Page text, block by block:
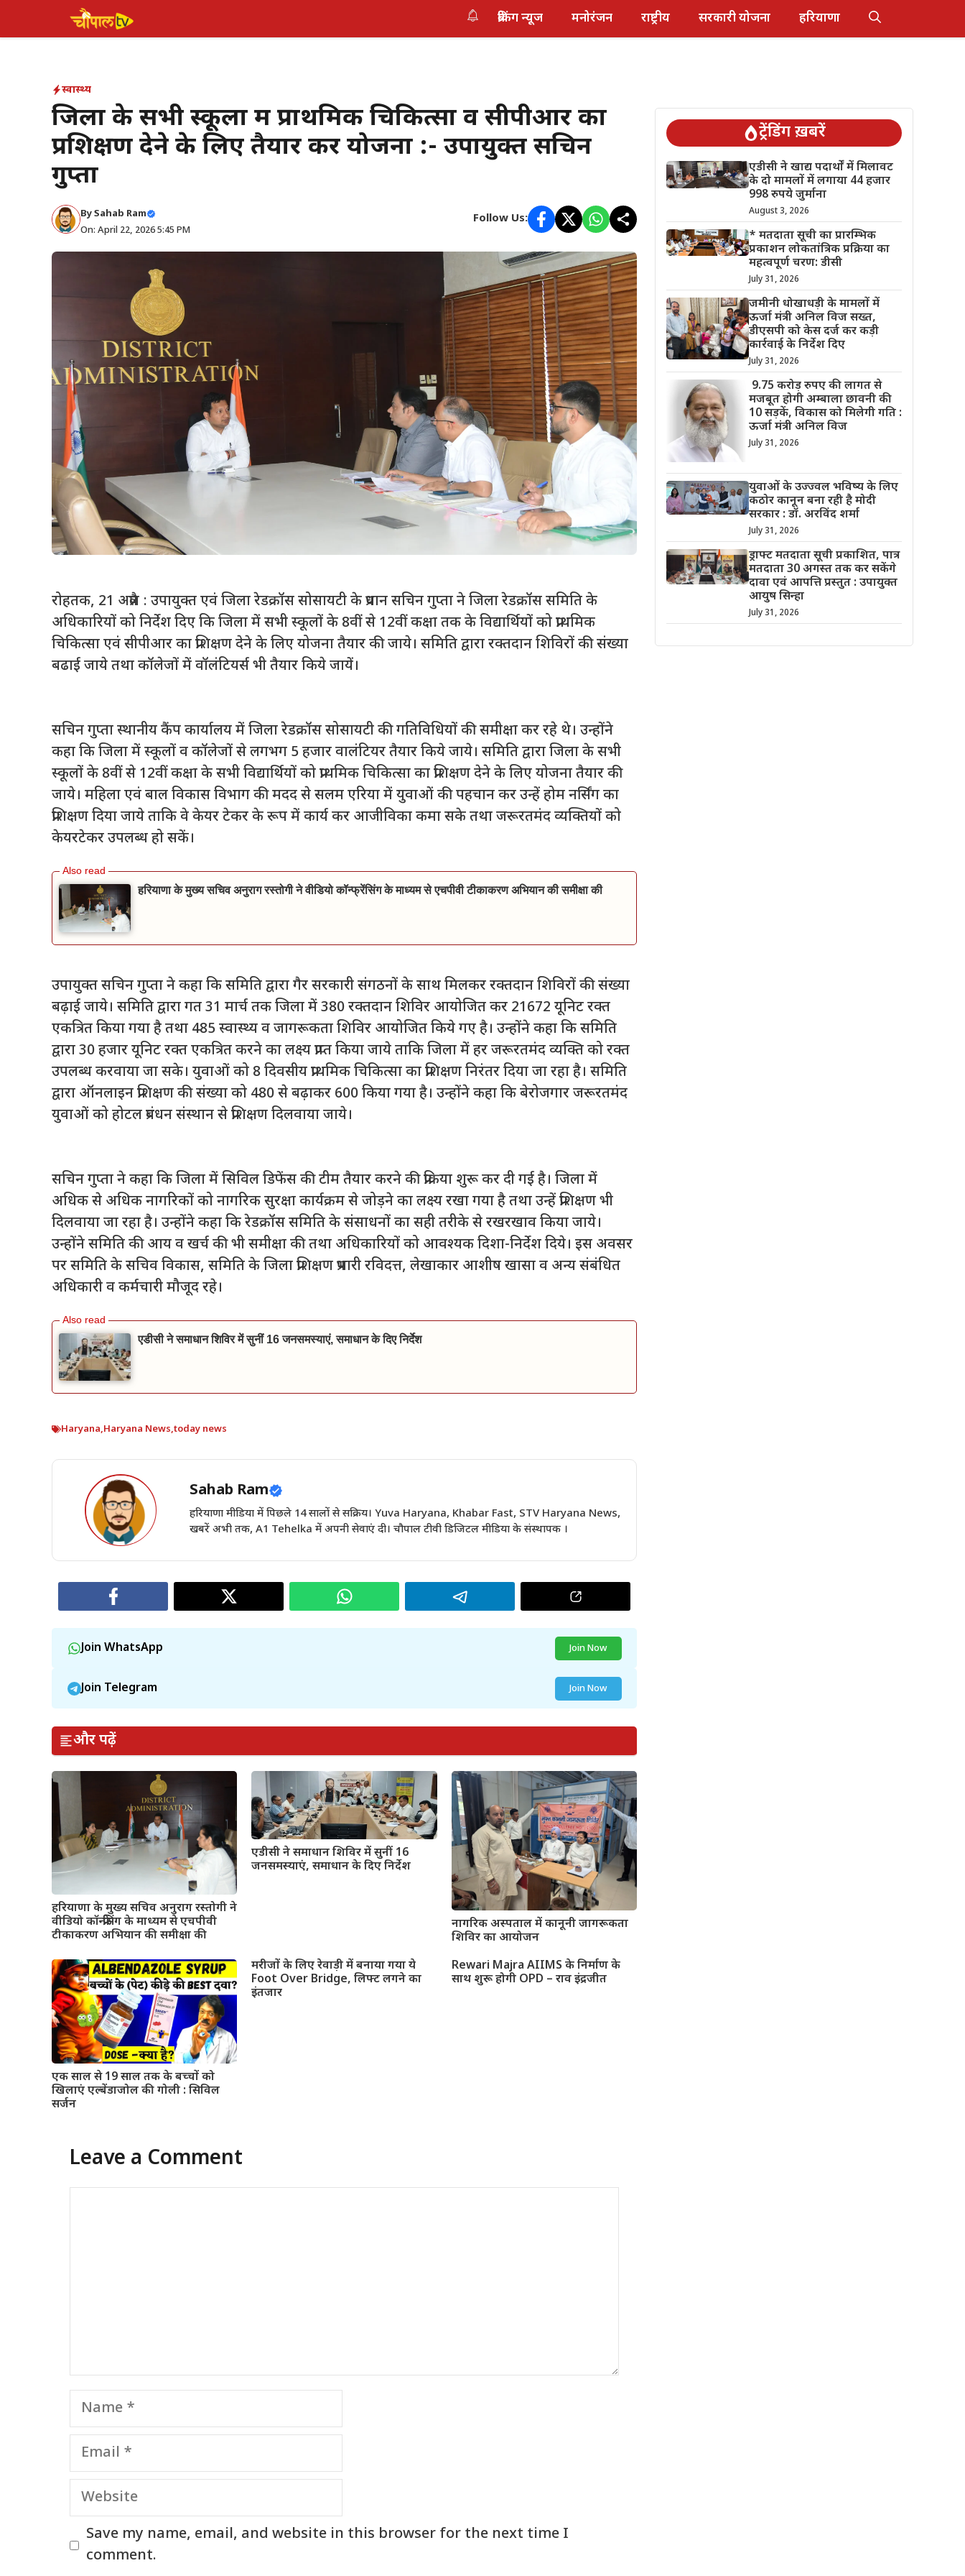
ब्रेकिंग न्यूज मनोरंजन राष्ट्रीय सरकारी योजना हरियाणा
स्वास्थ्य
जिला के सभी स्कूलों में प्राथमिक चिकित्सा व सीपीआर का
प्रशिक्षण देने के लिए तैयार करें योजना :- उपायुक्त सचिन
गुप्ता
By Sahab Ram
On: April 22, 2026 5:45 PM
Follow Us:
रोहतक, 21 अप्रैल : उपायुक्त एवं जिला रेडक्रॉस सोसायटी के प्रधान सचिन गुप्ता ने जिला रेडक्रॉस समिति के
अधिकारियों को निर्देश दिए कि जिला में सभी स्कूलों के 8वीं से 12वीं कक्षा तक के विद्यार्थियों को प्राथमिक
चिकित्सा एवं सीपीआर का प्रशिक्षण देने के लिए योजना तैयार की जाये। समिति द्वारा रक्तदान शिविरों की संख्या
बढाई जाये तथा कॉलेजों में वॉलंटियर्स भी तैयार किये जायें।
सचिन गुप्ता स्थानीय कैंप कार्यालय में जिला रेडक्रॉस सोसायटी की गतिविधियों की समीक्षा कर रहे थे। उन्होंने
कहा कि जिला में स्कूलों व कॉलेजों से लगभग 5 हजार वालंटियर तैयार किये जाये। समिति द्वारा जिला के सभी
स्कूलों के 8वीं से 12वीं कक्षा के सभी विद्यार्थियों को प्राथमिक चिकित्सा का प्रशिक्षण देने के लिए योजना तैयार की
जाये। महिला एवं बाल विकास विभाग की मदद से सलम एरिया में युवाओं की पहचान कर उन्हें होम नर्सिंग का
प्रशिक्षण दिया जाये ताकि वे केयर टेकर के रूप में कार्य कर आजीविका कमा सके तथा जरूरतमंद व्यक्तियों को
केयरटेकर उपलब्ध हो सकें।
हरियाणा के मुख्य सचिव अनुराग रस्तोगी ने वीडियो कॉन्फ्रेंसिंग के माध्यम से एचपीवी टीकाकरण अभियान की समीक्षा की
उपायुक्त सचिन गुप्ता ने कहा कि समिति द्वारा गैर सरकारी संगठनों के साथ मिलकर रक्तदान शिविरों की संख्या
बढ़ाई जाये। समिति द्वारा गत 31 मार्च तक जिला में 380 रक्तदान शिविर आयोजित कर 21672 यूनिट रक्त
एकत्रित किया गया है तथा 485 स्वास्थ्य व जागरूकता शिविर आयोजित किये गए है। उन्होंने कहा कि समिति
द्वारा 30 हजार यूनिट रक्त एकत्रित करने का लक्ष्य प्राप्त किया जाये ताकि जिला में हर जरूरतमंद व्यक्ति को रक्त
उपलब्ध करवाया जा सके। युवाओं को 8 दिवसीय प्राथमिक चिकित्सा का प्रशिक्षण निरंतर दिया जा रहा है। समिति
द्वारा ऑनलाइन प्रशिक्षण की संख्या को 480 से बढ़ाकर 600 किया गया है। उन्होंने कहा कि बेरोजगार जरूरतमंद
युवाओं को होटल प्रबंधन संस्थान से प्रशिक्षण दिलवाया जाये।
सचिन गुप्ता ने कहा कि जिला में सिविल डिफेंस की टीम तैयार करने की प्रक्रिया शुरू कर दी गई है। जिला में
अधिक से अधिक नागरिकों को नागरिक सुरक्षा कार्यक्रम से जोड़ने का लक्ष्य रखा गया है तथा उन्हें प्रशिक्षण भी
दिलवाया जा रहा है। उन्होंने कहा कि रेडक्रॉस समिति के संसाधनों का सही तरीके से रखरखाव किया जाये।
उन्होंने समिति की आय व खर्च की भी समीक्षा की तथा अधिकारियों को आवश्यक दिशा-निर्देश दिये। इस अवसर
पर समिति के सचिव विकास, समिति के जिला प्रशिक्षण प्रभारी रविदत्त, लेखाकार आशीष खासा व अन्य संबंधित
अधिकारी व कर्मचारी मौजूद रहे।
एडीसी ने समाधान शिविर में सुनीं 16 जनसमस्याएं, समाधान के दिए निर्देश
Haryana,Haryana News,today news
Sahab Ram
हरियाणा मीडिया में पिछले 14 सालों से सक्रिय। Yuva Haryana, Khabar Fast, STV Haryana News,
खबरें अभी तक, A1 Tehelka में अपनी सेवाएं दी। चौपाल टीवी डिजिटल मीडिया के संस्थापक ।
Join WhatsApp Join Now
Join Telegram Join Now
और पढ़ें
हरियाणा के मुख्य सचिव अनुराग रस्तोगी ने
वीडियो कॉन्फ्रेंसिंग के माध्यम से एचपीवी
टीकाकरण अभियान की समीक्षा की
एडीसी ने समाधान शिविर में सुनीं 16
जनसमस्याएं, समाधान के दिए निर्देश
नागरिक अस्पताल में कानूनी जागरूकता
शिविर का आयोजन
एक साल से 19 साल तक के बच्चों को
खिलाएं एल्बेंडाजोल की गोली : सिविल
सर्जन
मरीजों के लिए रेवाड़ी में बनाया गया ये
Foot Over Bridge, लिफ्ट लगने का
इंतजार
Rewari Majra AIIMS के निर्माण के
साथ शुरू होगी OPD – राव इंद्रजीत
Leave a Comment
Name
Email
Website
Save my name, email, and website in this browser for the next time I
comment.
ट्रेंडिंग ख़बरें
एडीसी ने खाद्य पदार्थों में मिलावट
के दो मामलों में लगाया 44 हजार
998 रुपये जुर्माना
August 3, 2026
* मतदाता सूची का प्रारम्भिक
प्रकाशन लोकतांत्रिक प्रक्रिया का
महत्वपूर्ण चरण: डीसी
July 31, 2026
जमीनी धोखाधड़ी के मामलों में
ऊर्जा मंत्री अनिल विज सख्त,
डीएसपी को केस दर्ज कर कड़ी
कार्रवाई के निर्देश दिए
July 31, 2026
9.75 करोड़ रुपए की लागत से
मजबूत होगी अम्बाला छावनी की
10 सड़कें, विकास को मिलेगी गति :
ऊर्जा मंत्री अनिल विज
July 31, 2026
युवाओं के उज्ज्वल भविष्य के लिए
कठोर कानून बना रही है मोदी
सरकार : डॉ. अरविंद शर्मा
July 31, 2026
ड्राफ्ट मतदाता सूची प्रकाशित, पात्र
मतदाता 30 अगस्त तक कर सकेंगे
दावा एवं आपत्ति प्रस्तुत : उपायुक्त
आयुष सिन्हा
July 31, 2026